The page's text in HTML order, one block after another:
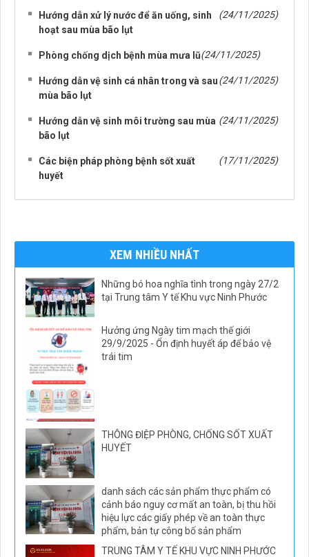
Hướng dẫn xử lý nước để ăn uống, sinh
hoạt sau mùa bão lụt
(24/11/2025)
Phòng chống dịch bệnh mùa mưa lũ(24/11/2025)
Hướng dẫn vệ sinh cá nhân trong và sau
mùa bão lụt
(24/11/2025)
Hướng dẫn vệ sinh môi trường sau mùa
bão lụt
(24/11/2025)
Các biện pháp phòng bệnh sốt xuất
huyết
(17/11/2025)
XEM NHIỀU NHẤT
Những bó hoa nghĩa tình trong ngày 27/2
tại Trung tâm Y tế Khu vực Ninh Phước
Hưởng ứng Ngày tim mạch thế giới
29/9/2025 - Ổn định huyết áp để bảo vệ
trái tim
THÔNG ĐIỆP PHÒNG, CHỐNG SỐT XUẤT
HUYẾT
danh sách các sản phẩm thực phẩm có
cảnh báo nguy cơ mất an toàn, bị thu hồi
hiệu lực các giấy phép về an toàn thực
phẩm, bản tự công bố sản phẩm
TRUNG TÂM Y TẾ KHU VỰC NINH PHƯỚC